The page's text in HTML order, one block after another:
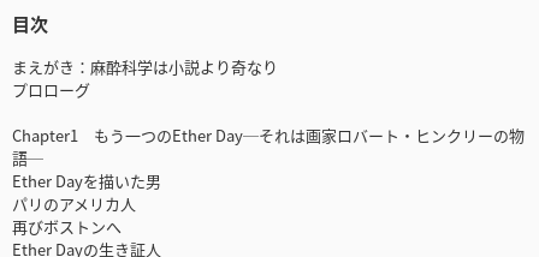
目次
まえがき：麻酔科学は小説より奇なり
プロローグ
Chapter1 もう一つのEther Day─それは画家ロバート・ヒンクリーの物
語─
Ether Dayを描いた男
パリのアメリカ人
再びボストンへ
Ether Dayの生き証人